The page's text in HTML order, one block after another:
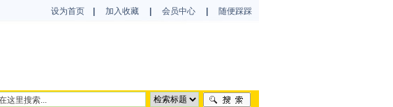
设为首页 加入收藏 会员中心 随便踩踩